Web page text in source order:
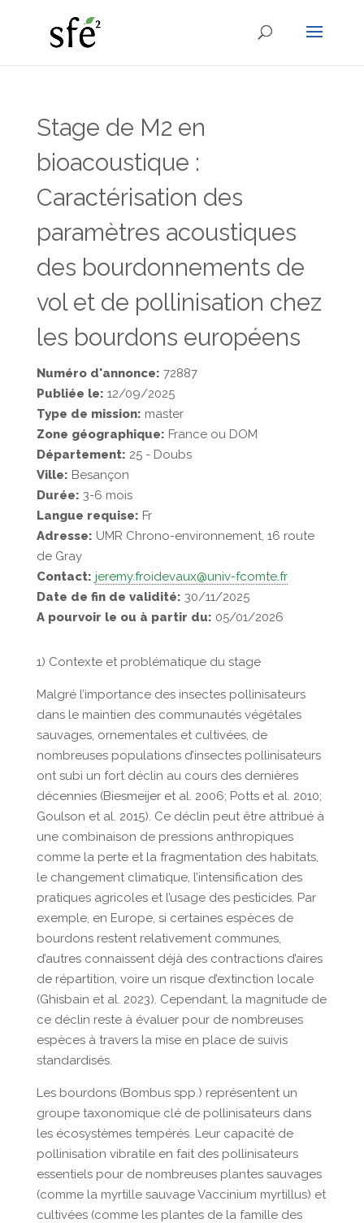
Stage de M2 en
bioacoustique :
Caractérisation des
paramètres acoustiques
des bourdonnements de
vol et de pollinisation chez
les bourdons européens
Numéro d'annonce: 72887
Publiée le: 12/09/2025
Type de mission: master
Zone géographique: France ou DOM
Département: 25 - Doubs
Ville: Besançon
Durée: 3-6 mois
Langue requise: Fr
Adresse: UMR Chrono-environnement, 16 route
de Gray
Contact: jeremy.froidevaux@univ-fcomte.fr
Date de fin de validité: 30/11/2025
A pourvoir le ou à partir du: 05/01/2026
1) Contexte et problématique du stage
Malgré l’importance des insectes pollinisateurs
dans le maintien des communautés végétales
sauvages, ornementales et cultivées, de
nombreuses populations d’insectes pollinisateurs
ont subi un fort déclin au cours des dernières
décennies (Biesmeijer et al. 2006; Potts et al. 2010;
Goulson et al. 2015). Ce déclin peut être attribué à
une combinaison de pressions anthropiques
comme la perte et la fragmentation des habitats,
le changement climatique, l’intensification des
pratiques agricoles et l’usage des pesticides. Par
exemple, en Europe, si certaines espèces de
bourdons restent relativement communes,
d’autres connaissent déjà des contractions d’aires
de répartition, voire un risque d’extinction locale
(Ghisbain et al. 2023). Cependant, la magnitude de
ce déclin reste à évaluer pour de nombreuses
espèces à travers la mise en place de suivis
standardisés.
Les bourdons (Bombus spp.) représentent un
groupe taxonomique clé de pollinisateurs dans
les écosystèmes tempérés. Leur capacité de
pollinisation vibratile en fait des pollinisateurs
essentiels pour de nombreuses plantes sauvages
(comme la myrtille sauvage Vaccinium myrtillus) et
cultivées (comme les plantes de la famille des